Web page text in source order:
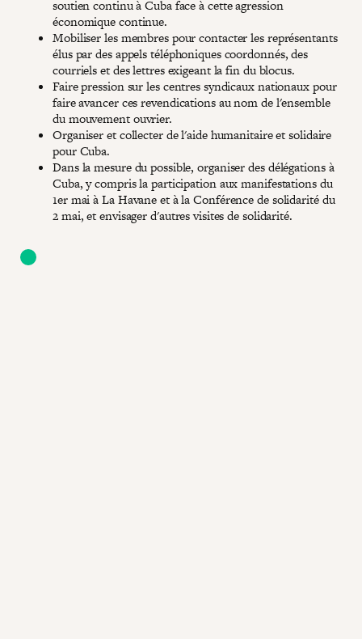
soutien continu à Cuba face à cette agression
économique continue.
Mobiliser les membres pour contacter les représentants
élus par des appels téléphoniques coordonnés, des
courriels et des lettres exigeant la fin du blocus.
Faire pression sur les centres syndicaux nationaux pour
faire avancer ces revendications au nom de l'ensemble
du mouvement ouvrier.
Organiser et collecter de l'aide humanitaire et solidaire
pour Cuba.
Dans la mesure du possible, organiser des délégations à
Cuba, y compris la participation aux manifestations du
1er mai à La Havane et à la Conférence de solidarité du
2 mai, et envisager d'autres visites de solidarité.